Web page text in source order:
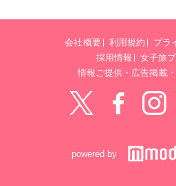
会社概要 利用規約
プラ
採用情報
女子旅
情報ご提供・広告掲載
powered by